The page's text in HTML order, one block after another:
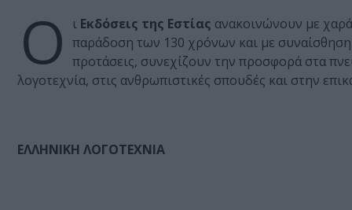
Ο ι Εκδόσεις της Εστίας ανακοινώνουν με
παράδοση των 130 χρόνων και με
προτάσεις, συνεχίζουν την προσφορά στα
λογοτεχνία, στις ανθρωπιστικές σπουδές και στην
ΕΛΛΗΝΙΚΗ ΛΟΓΟΤΕΧΝΙΑ